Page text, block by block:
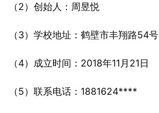
（2）创始人：周昱悦
（3）学校地址：鹤壁市丰翔路54号
（4）成立时间：2018年11月21日
（5）联系电话：1881624****